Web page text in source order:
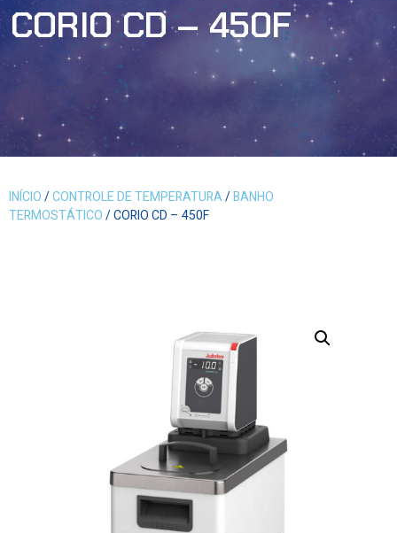
CORIO CD – 450F
INÍCIO/CONTROLE DE TEMPERATURA/BANHO
TERMOSTÁTICO/ CORIO CD – 450F